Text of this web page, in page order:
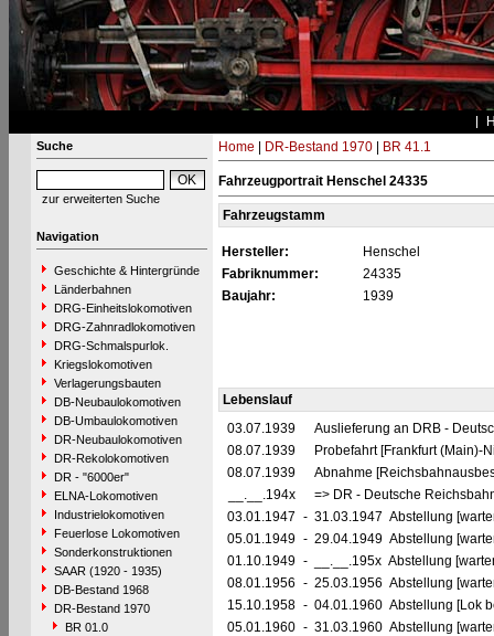
Suche
zur erweiterten Suche
Navigation
Geschichte & Hintergründe
Länderbahnen
DRG-Einheitslokomotiven
DRG-Zahnradlokomotiven
DRG-Schmalspurlok.
Kriegslokomotiven
Verlagerungsbauten
DB-Neubaulokomotiven
DB-Umbaulokomotiven
DR-Neubaulokomotiven
DR-Rekolokomotiven
DR - "6000er"
ELNA-Lokomotiven
Industrielokomotiven
Feuerlose Lokomotiven
Sonderkonstruktionen
SAAR (1920 - 1935)
DB-Bestand 1968
DR-Bestand 1970
BR 01.0
Home DR-Bestand 1970| BR 41.1
Fahrzeugportrait Henschel 24335
Fahrzeugstamm
Hersteller:
Henschel
Fabriknummer:
24335
Baujahr:
1939
Lebenslauf
03.07.1939
Auslieferung an DRB -
08.07.1939
Probefahrt [Frankfurt (Main)-
08.07.1939
Abnahme
__.__.194x
=> DR - Deutsche
03.01.1947 - 31.03.1947 Abstellung
05.01.1949 - 29.04.1949 Abstellung
01.10.1949 -
__.__.195x Abstellung
08.01.1956 - 25.03.1956 Abstellung
15.10.1958 - 04.01.1960 Abstellung [Lok
05.01.1960 - 31.03.1960 Abstellung